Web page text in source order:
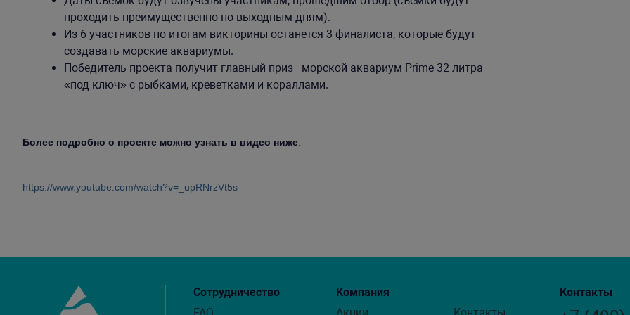
проходить преимущественно по выходным дням).
Из 6 участников по итогам викторины останется 3 финалиста, которые будут
создавать морские аквариумы.
Победитель проекта получит главный приз - морской аквариум Prime 32 литра
«под ключ» с рыбками, креветками и кораллами.
Более подробно о проекте можно узнать в видео ниже:
https://www.youtube.com/watch?v=_upRNrzVt5s
Сотрудничество
Компания
Контакты